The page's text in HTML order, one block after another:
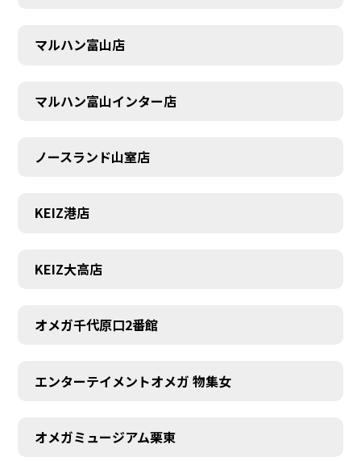
マルハン富山店
マルハン富山インター店
ノースランド山室店
KEIZ港店
KEIZ大高店
オメガ千代原口2番館
エンターテイメントオメガ 物集女
オメガミュージアム栗東